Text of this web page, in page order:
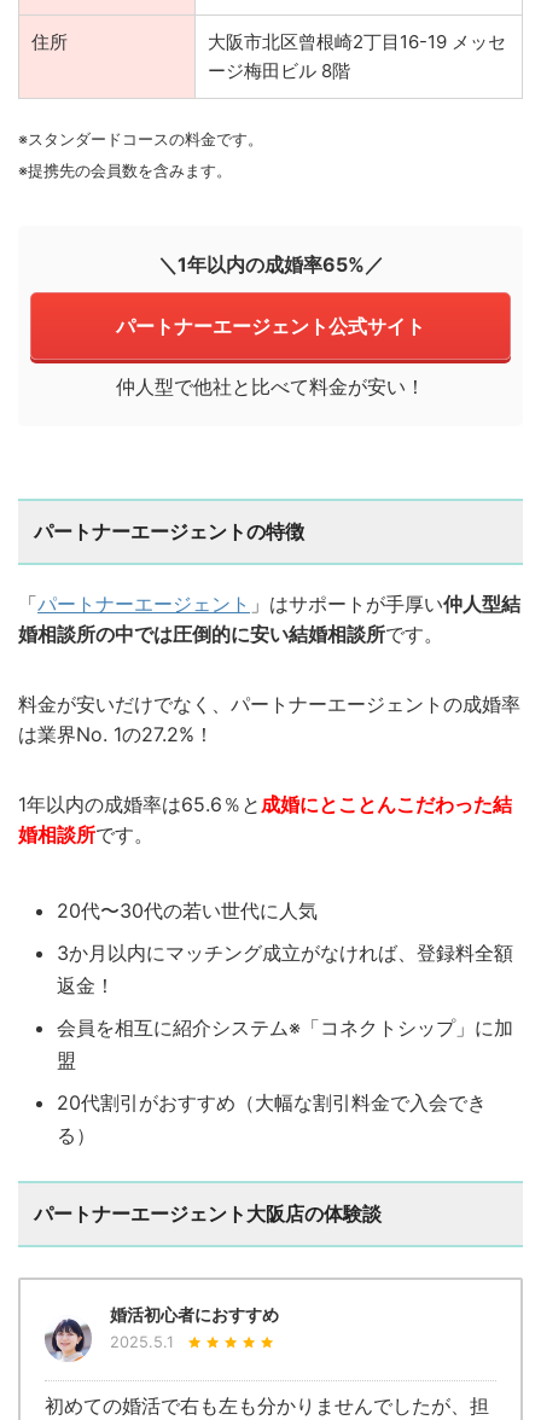
住所
大阪市北区曾根崎2丁目16-19 メッセ
ージ梅田ビル 8階
※スタンダードコースの料金です。
※提携先の会員数を含みます。
＼1年以内の成婚率65%／
パートナーエージェント公式サイト
仲人型で他社と比べて料金が安い！
パートナーエージェントの特徴
「パートナーエージェント 」はサポートが手厚い仲人型結
婚相談所の中では圧倒的に安い結婚相談所です。
料金が安いだけでなく、パートナーエージェントの成婚率
は業界No. 1の27.2%！
1年以内の成婚率は65.6％と 成婚にとことんこだわった結
婚相談所です。
20代〜30代の若い世代に人気
3か月以内にマッチング成立がなければ、登録料全額
返金！
会員を相互に紹介システム※「コネクトシップ」に加
盟
20代割引がおすすめ（大幅な割引料金で入会でき
る）
パートナーエージェント大阪店の体験談
婚活初心者におすすめ
2025.5.1
初めての婚活で右も左も分かりませんでしたが、担